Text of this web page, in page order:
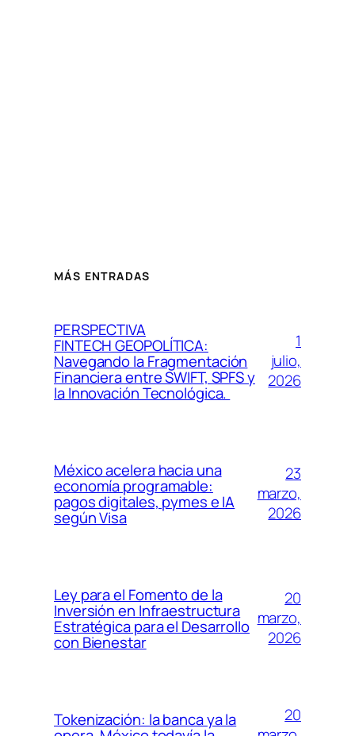
MÁS ENTRADAS
PERSPECTIVA
FINTECH GEOPOLÍTICA:
Navegando la Fragmentación
Financiera entre SWIFT, SPFS y
la Innovación Tecnológica.
1
julio,
2026
México acelera hacia una
economía programable:
pagos digitales, pymes e IA
según Visa
23
marzo,
2026
Ley para el Fomento de la
Inversión en Infraestructura
Estratégica para el Desarrollo
con Bienestar
20
marzo,
2026
Tokenización: la banca ya la
20